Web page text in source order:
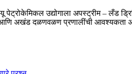
उद्योगाला अपस्ट्रीम – लँड
आणि अखंड दळणवळण प्रणालींची आवश्यकता